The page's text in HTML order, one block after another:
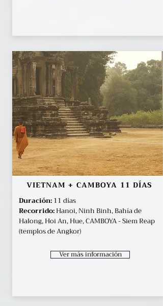
VIETNAM + CAMBOYA 11 DÍAS
Duración:11 días
Recorrido:Hanoi, Ninh Binh, Bahía de
Halong, Hoi An, Hue, CAMBOYA - Siem Reap
(templos de Angkor)
Ver más información